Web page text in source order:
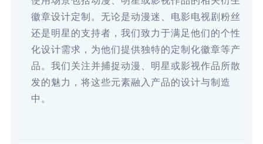
徽章设计定制。无论是动漫迷、电影电视剧粉丝
还是明星的支持者，我们致力于满足他们的个性
化设计需求，为他们提供独特的定制化徽章等产
品。我们关注并捕捉动漫、明星或影视作品所散
发的魅力，将这些元素融入产品的设计与制造
中。